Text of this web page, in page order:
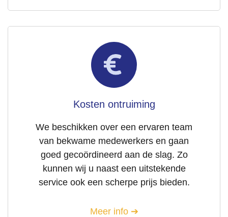
Kosten ontruiming
We beschikken over een ervaren team
van bekwame medewerkers en gaan
goed gecoördineerd aan de slag. Zo
kunnen wij u naast een uitstekende
service ook een scherpe prijs bieden.
Meer info